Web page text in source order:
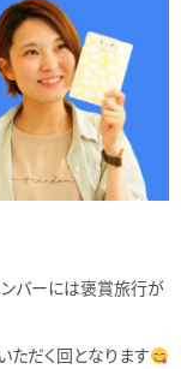
ンバーには褒賞旅行が
ただく回となります